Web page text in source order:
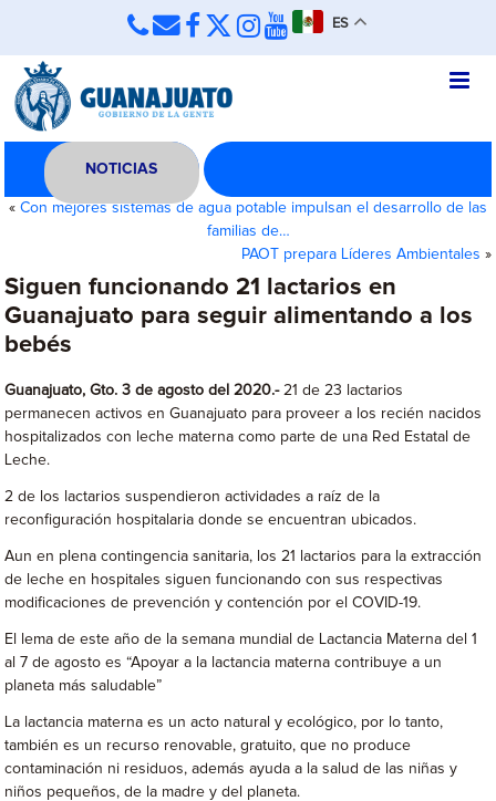
ES
NOTICIAS
« Con mejores sistemas de agua potable impulsan el desarrollo de las
familias de…
PAOT prepara Líderes Ambientales »
Siguen funcionando 21 lactarios en
Guanajuato para seguir alimentando a los
bebés
Guanajuato, Gto. 3 de agosto del 2020.-21 de 23 lactarios
permanecen activos en Guanajuato para proveer a los recién nacidos
hospitalizados con leche materna como parte de una Red Estatal de
Leche.
2 de los lactarios suspendieron actividades a raíz de la
reconfiguración hospitalaria donde se encuentran ubicados.
Aun en plena contingencia sanitaria, los 21 lactarios para la extracción
de leche en hospitales siguen funcionando con sus respectivas
modificaciones de prevención y contención por el COVID-19.
El lema de este año de la semana mundial de Lactancia Materna del 1
al 7 de agosto es “Apoyar a la lactancia materna contribuye a un
planeta más saludable”
La lactancia materna es un acto natural y ecológico, por lo tanto,
también es un recurso renovable, gratuito, que no produce
contaminación ni residuos, además ayuda a la salud de las niñas y
niños pequeños, de la madre y del planeta.